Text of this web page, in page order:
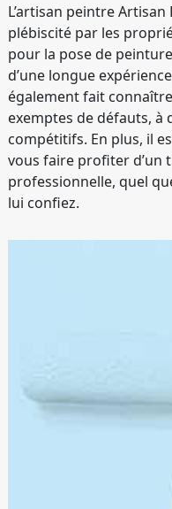
L’artisan peintre Artisan
plébiscité par les
pour la pose de
d’une longue
également fait
exemptes de défauts, à
compétitifs. En plus, il
vous faire profiter d’un
professionnelle, quel
lui confiez.